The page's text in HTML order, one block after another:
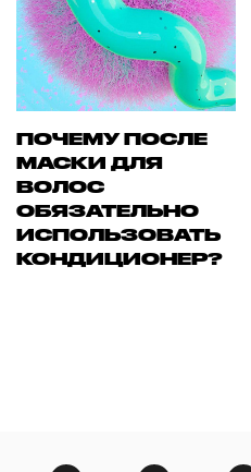
ПОЧЕМУ ПОСЛЕ
МАСКИ ДЛЯ
ВОЛОС
ОБЯЗАТЕЛЬНО
ИСПОЛЬЗОВАТЬ
КОНДИЦИОНЕР?